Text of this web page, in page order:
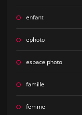
enfant
ephoto
espace photo
famille
femme